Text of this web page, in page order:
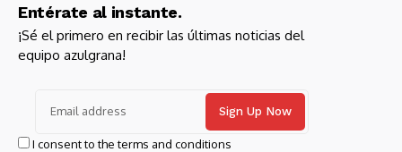
Entérate al instante.
¡Sé el primero en recibir las últimas noticias del
equipo azulgrana!
I consent to the terms and conditions